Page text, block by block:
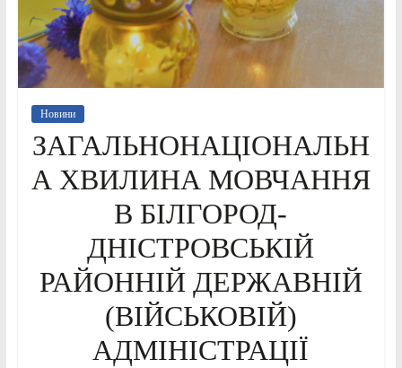
Новини
ЗАГАЛЬНОНАЦІОНАЛЬН
А ХВИЛИНА МОВЧАННЯ
В БІЛГОРОД-
ДНІСТРОВСЬКІЙ
РАЙОННІЙ ДЕРЖАВНІЙ
(ВІЙСЬКОВІЙ)
АДМІНІСТРАЦІЇ